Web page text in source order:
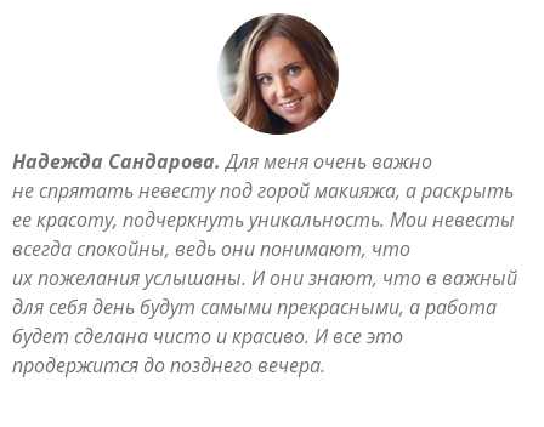
Надежда Сандарова. Для меня очень важно
не спрятать невесту под горой макияжа, а раскрыть
ее красоту, подчеркнуть уникальность. Мои невесты
всегда спокойны, ведь они понимают, что
их пожелания услышаны. И они знают, что в важный
для себя день будут самыми прекрасными, а работа
будет сделана чисто и красиво. И все это
продержится до позднего вечера.